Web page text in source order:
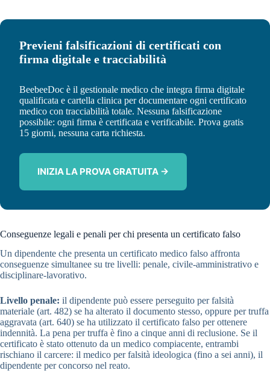
Previeni falsificazioni di certificati con
firma digitale e tracciabilità
BeebeeDoc è il gestionale medico che integra firma digitale
qualificata e cartella clinica per documentare ogni certificato
medico con tracciabilità totale. Nessuna falsificazione
possibile: ogni firma è certificata e verificabile. Prova gratis
15 giorni, nessuna carta richiesta.
INIZIA LA PROVA GRATUITA →
Conseguenze legali e penali per chi presenta un certificato falso
Un dipendente che presenta un certificato medico falso affronta
conseguenze simultanee su tre livelli: penale, civile-amministrativo e
disciplinare-lavorativo.
Livello penale: il dipendente può essere perseguito per falsità
materiale (art. 482) se ha alterato il documento stesso, oppure per truffa
aggravata (art. 640) se ha utilizzato il certificato falso per ottenere
indennità. La pena per truffa è fino a cinque anni di reclusione. Se il
certificato è stato ottenuto da un medico compiacente, entrambi
rischiano il carcere: il medico per falsità ideologica (fino a sei anni), il
dipendente per concorso nel reato.